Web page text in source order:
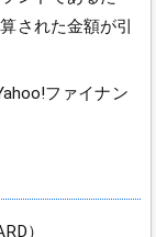
された金額が引
ファイナン
）